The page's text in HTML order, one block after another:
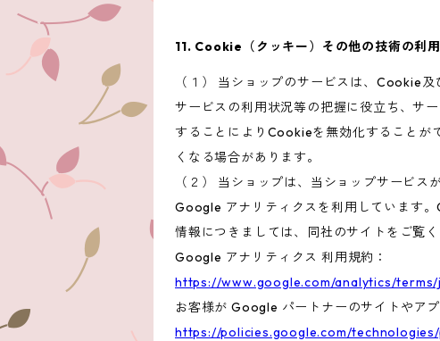
11. Cookie（クッキー）その他の技術の利用
（１） 当ショップのサービスは、Cookie
サービスの利用状況等の把握に役立ち、サ
することによりCookieを無効化することが
くなる場合があります。
（２） 当ショップは、当ショップサービ
Google アナリティクスを利用しています
情報につきましては、同社のサイトをご覧く
Google アナリティクス 利用規約：
https://www.google.com/analytics/terms/
お客様が Google パートナーのサイトやア
https://policies.google.com/